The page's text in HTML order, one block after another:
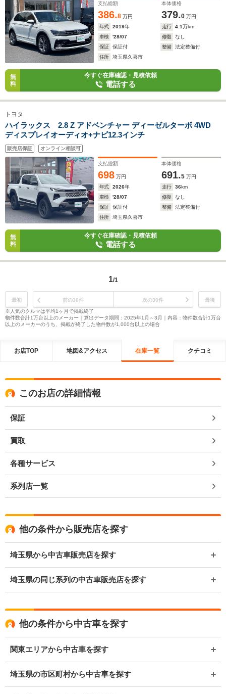
支払総額
386.8 万円
本体価格
379.0 万円
年式
2019年 走行 4.1万km
車検
'28/07 修復
なし
保証
保証付 整備
法定整備付
住所
埼玉県久喜市
無
料
今すぐ在庫確認・見積依頼
電話する
トヨタ
ハイラックス 2.8 Z アドベンチャー ディーゼルターボ 4WD
ディスプレイオーディオ+ナビ12.3インチ
販売店保証 オンライン相談可
支払総額
698 万円
本体価格
691.5 万円
年式
2026年 走行 36km
車検
'28/07 修復
なし
保証
保証付 整備
法定整備付
住所
埼玉県久喜市
無
料
今すぐ在庫確認・見積依頼
電話する
1/1
最初 前の30件 次の30件
最後
※人気のクルマは平均1ヶ月で掲載終了
物件数合計1万台以上のメーカー｜算出データ期間：2025年1月～3月｜内容：物件数合計1万台
以上のメーカーのうち、掲載が終了した物件数が1,000台以上の場合
お店TOP 地図&アクセス 在庫一覧 クチコミ
このお店の詳細情報
保証
買取
各種サービス
系列店一覧
他の条件から販売店を探す
埼玉県から中古車販売店を探す
埼玉県の同じ系列の中古車販売店を探す
他の条件から中古車を探す
関東エリアから中古車を探す
埼玉県の市区町村から中古車を探す